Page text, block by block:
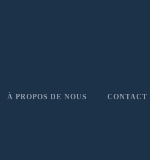
À PROPOS DE NOUS CONTACT